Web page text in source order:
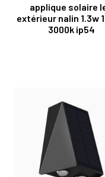
applique solaire
extérieur nalin 1.3w
3000k ip54